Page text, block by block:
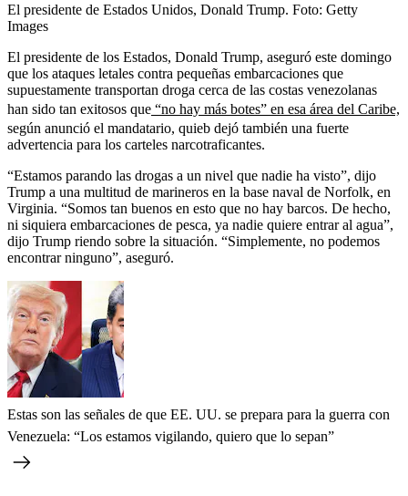
El presidente de Estados Unidos, Donald Trump. Foto: Getty
Images
El presidente de los Estados, Donald Trump, aseguró este domingo
que los ataques letales contra pequeñas embarcaciones que
supuestamente transportan droga cerca de las costas venezolanas
han sido tan exitosos que “no hay más botes” en esa área del Caribe,
según anunció el mandatario, quieb dejó también una fuerte
advertencia para los carteles narcotraficantes.
“Estamos parando las drogas a un nivel que nadie ha visto”, dijo
Trump a una multitud de marineros en la base naval de Norfolk, en
Virginia. “Somos tan buenos en esto que no hay barcos. De hecho,
ni siquiera embarcaciones de pesca, ya nadie quiere entrar al agua”,
dijo Trump riendo sobre la situación. “Simplemente, no podemos
encontrar ninguno”, aseguró.
Estas son las señales de que EE. UU. se prepara para la guerra con
Venezuela: “Los estamos vigilando, quiero que lo sepan”